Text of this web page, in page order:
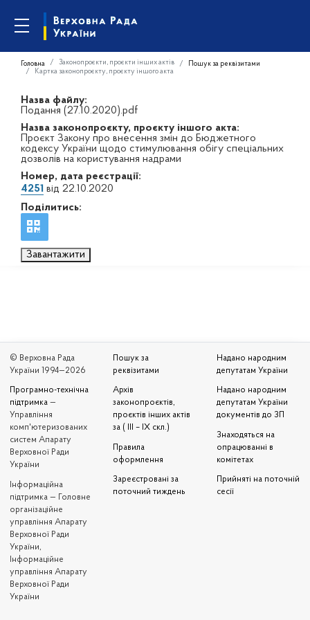
Головна Законопроєкти, проєкти інших актів
Пошук за реквізитами
Картка законопроєкту, проєкту іншого акта
Назва файлу:
Подання (27.10.2020).pdf
Назва законопроєкту, проєкту іншого акта:
Проєкт Закону про внесення змін до Бюджетного
кодексу України щодо стимулювання обігу спеціальних
дозволів на користування надрами
Номер, дата реєстрації:
4251 від 22.10.2020
Поділитись:
Завантажити
© Верховна Рада
України 1994—2026
Програмно-технічна
підтримка —
Управління
комп'ютеризованих
систем Апарату
Верховної Ради
України
Iнформаційна
підтримка — Головне
організаційне
управління Апарату
Верховної Ради
України,
Інформаційне
управління Апарату
Верховної Ради
України
Пошук за
реквізитами
Архів
законопроєктів,
проєктів інших актів
за ( III – IX скл.)
Правила
оформлення
Зареєстровані за
поточний тиждень
Надано народним
депутатам України
Надано народним
депутатам України
документів до ЗП
Знаходяться на
опрацюванні в
комітетах
Прийняті на поточній
сесії